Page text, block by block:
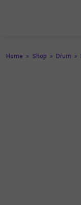
Home » Shop » Drum »